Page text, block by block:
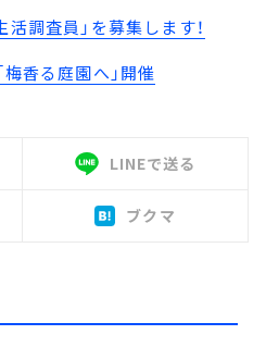
調査員」を募集します！
香る庭園へ」開催
LINEで送る
ブクマ